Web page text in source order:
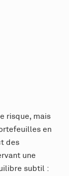
risque, mais
en
des
une
subtil :